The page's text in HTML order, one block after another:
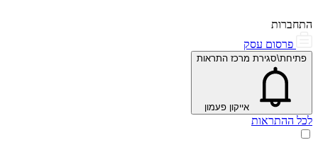
התחברות
פרסום עסק
פתיחת\סגירת מרכז התראות
אייקון פעמון
לכל ההתראות